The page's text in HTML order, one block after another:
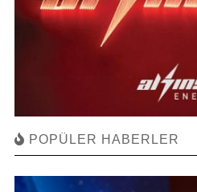
POPÜLER HABERLER